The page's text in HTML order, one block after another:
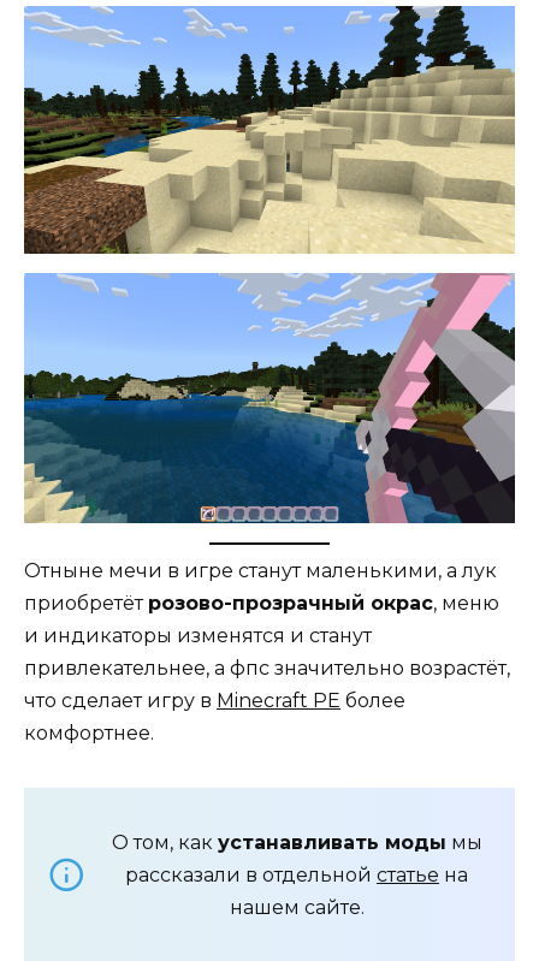
Отныне мечи в игре станут маленькими, а лук
приобретёт розово-прозрачный окрас, меню
и индикаторы изменятся и станут
привлекательнее, а фпс значительно возрастёт,
что сделает игру в Minecraft PE более
комфортнее.
О том, как устанавливать моды мы
рассказали в отдельной статье на
нашем сайте.